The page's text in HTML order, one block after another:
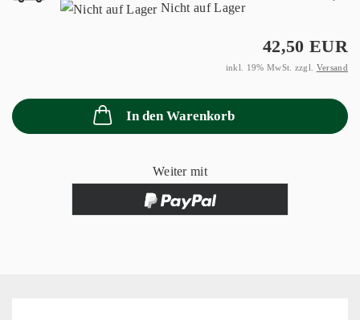
Nicht auf Lager
42,50 EUR
inkl. 19% MwSt. zzgl. Versand
In den Warenkorb
Weiter mit